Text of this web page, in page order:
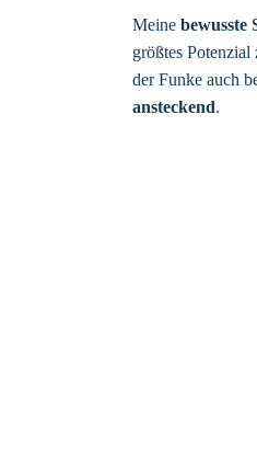
Meinebewusste
größtes
der Funke auch
ansteckend.